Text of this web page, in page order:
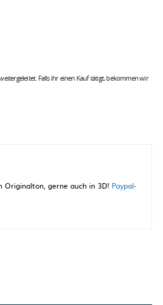
Falls ihr einen Kauf tätigt, bekommen wir
Originalton, gerne auch in 3D! Paypal-